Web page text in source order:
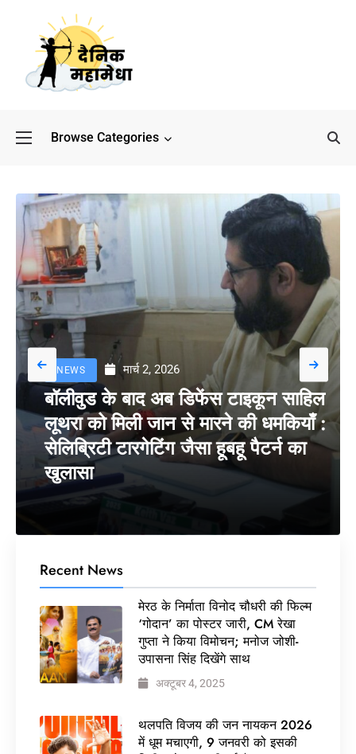
Browse Categories
NEWS मार्च 2, 2026
बॉलीवुड के बाद अब डिफेंस टाइकून साहिल
लूथरा को मिली जान से मारने की धमकियाँ :
सेलिब्रिटी टारगेटिंग जैसा हूबहू पैटर्न का
खुलासा
Recent News
मेरठ के निर्माता विनोद चौधरी की फिल्म
‘गोदान’ का पोस्टर जारी, CM रेखा
गुप्ता ने किया विमोचन; मनोज जोशी-
उपासना सिंह दिखेंगे साथ
अक्टूबर 4, 2025
थलपति विजय की जन नायकन 2026
में धूम मचाएगी, 9 जनवरी को इसकी